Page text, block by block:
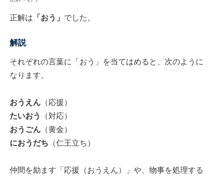
正解は 「おう」 でした。
解説
それぞれの言葉に「おう」を当てはめると、次のように
なります。
おうえん （応援）
たいおう
（対応）
おうごん （黄金）
におうだち （仁王立ち）
仲間を励ます「応援（おうえん）」や、物事を処理する